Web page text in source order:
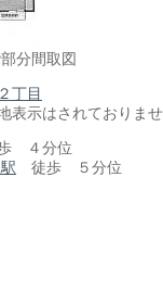
分間取図
丁目
示はされておりませ
４分位
徒歩 ５分位